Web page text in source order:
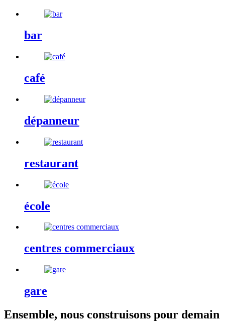
bar
café
dépanneur
restaurant
école
centres commerciaux
gare
Ensemble, nous construisons pour demain